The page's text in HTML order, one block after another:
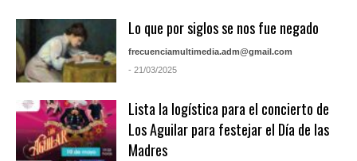
Lo que por siglos se nos fue negado
frecuenciamultimedia.adm@gmail.com
- 21/03/2025
Lista la logística para el concierto de
Los Aguilar para festejar el Día de las
Madres